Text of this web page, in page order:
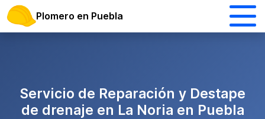
Plomero en Puebla
Servicio de Reparación y Destape
de drenaje en La Noria en Puebla